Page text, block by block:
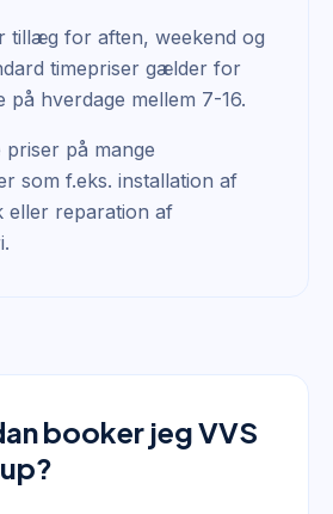
tillæg for aften, weekend og
timepriser gælder for
på hverdage mellem 7-16.
på mange
som f.eks. installation af
eller reparation af
booker jeg VVS